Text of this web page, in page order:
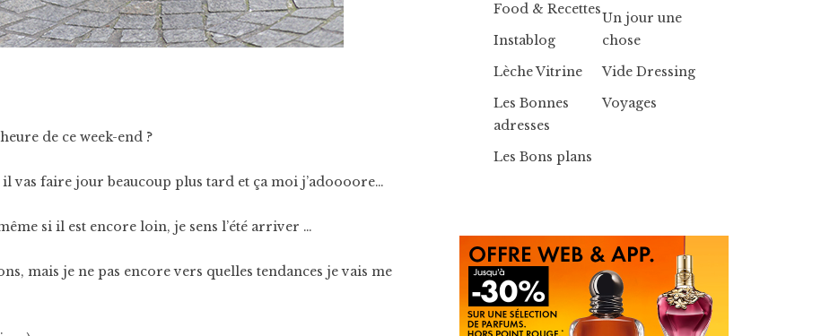
de ce week-end ?
vas faire jour beaucoup plus tard et ça moi j’adoooore…
si il est encore loin, je sens l’été arriver …
mais je ne pas encore vers quelles tendances je vais me
Food & Recettes
Instablog
Lèche Vitrine
Les Bonnes
adresses
Les Bons plans
Un jour une
chose
Vide Dressing
Voyages